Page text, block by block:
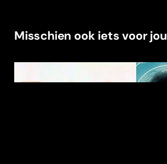
Misschien ook iets voor jou